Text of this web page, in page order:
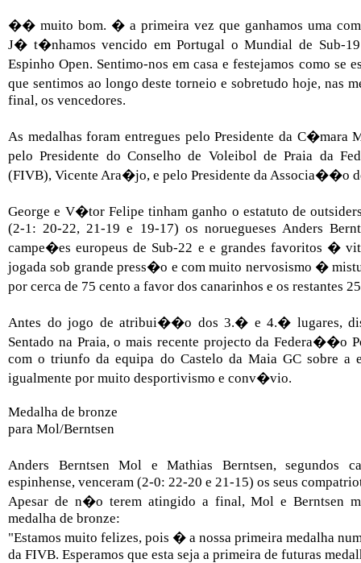
�� muito bom. � a primeira vez que ganhamos uma
J� t�nhamos vencido em Portugal o Mundial de Sub-
Espinho Open. Sentimo-nos em casa e festejamos como
que sentimos ao longo deste torneio e sobretudo hoje, nas
final, os vencedores.
As medalhas foram entregues pelo Presidente da C�mara
pelo Presidente do Conselho de Voleibol de Praia da
(FIVB), Vicente Ara�jo, e pelo Presidente da Associa��o
George e V�tor Felipe tinham ganho o estatuto de
(2-1: 20-22, 21-19 e 19-17) os noruegueses Anders
campe�es europeus de Sub-22 e e grandes favoritos
jogada sob grande press�o e com muito nervosismo �
por cerca de 75 cento a favor dos canarinhos e os restantes
Antes do jogo de atribui��o dos 3.� e 4.� lugares,
Sentado na Praia, o mais recente projecto da Federa��o
com o triunfo da equipa do Castelo da Maia GC sobre a
igualmente por muito desportivismo e conv�vio.
Medalha de bronze
para Mol/Berntsen
Anders Berntsen Mol e Mathias Berntsen, segundos
espinhense, venceram (2-0: 22-20 e 21-15) os seus
Apesar de n�o terem atingido a final, Mol e Berntsen
medalha de bronze:
"Estamos muito felizes, pois � a nossa primeira medalha
da FIVB. Esperamos que esta seja a primeira de futuras